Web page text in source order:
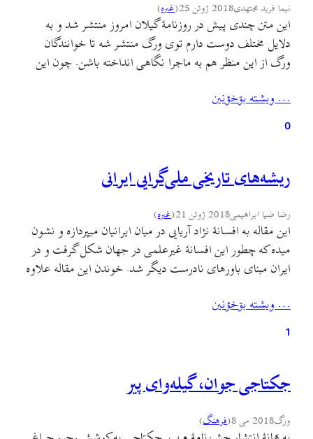
نیما فرید مجتهدی2018 ژوئن 25 (غىره)
این متن چندی پیش در روزنامهٔ گیلان امروز منتشر شد و به
دلایل مختلف دوست دارم توی ورگ منتشر شه تا خوانندگان
ورگ از این منظر هم به ماجرا نگاهی انداخته باشن. چون این
واقعیت نسبت بهش آگاهی نداریم. و اون بیگانگی با…
… ويشته بۊخؤنين
0
ریشه‌های تاریخی ملی‌گرایی ایرانی
رضا ضیا ابراهیمی2018 ژوئن 21 (غىره)
این مقاله به افسانهٔ نژاد آریایی در میان ایرانیان میپردازه و نشون
میده که چطور این افسانهٔ غیرعلمی در جهان شکل گرفت و در
ایران مبنای باورهای نادرست دیگر شد. خوندن این مقاله علاوه
آشنایی بیشتر با جنبه‌های نژادگرایانه و فاشیستی دستگاه
آموزشی…
… ويشته بۊخؤنين
1
جکتاجی جوان، گیله‌وای پیر
ورگ2018 می 8 (فرهنگ)